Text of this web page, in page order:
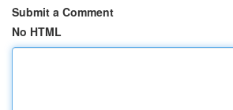
Submit a Comment
No HTML